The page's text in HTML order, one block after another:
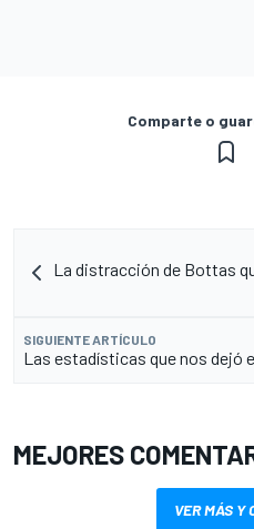
Comparte o
La distracción de Bottas
SIGUIENTE ARTÍCULO
Las estadísticas que nos dejó
MEJORES
VER MÁS Y